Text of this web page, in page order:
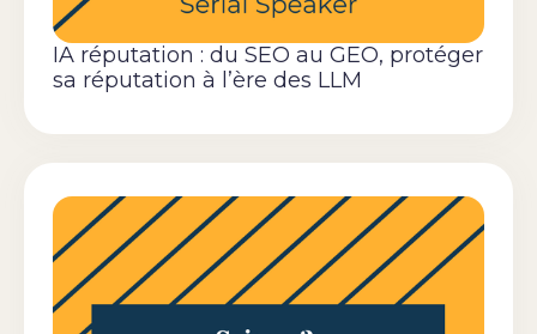
IA réputation : du SEO au GEO, protéger
sa réputation à l’ère des LLM